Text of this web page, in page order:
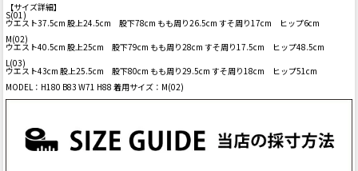
【サイズ詳細】
S(01)
ウエスト37.5cm 股上24.5cm 股下78cm もも周り26.5cm すそ周り17cm ヒップ6cm
M(02)
ウエスト40.5cm 股上25cm 股下79cm もも周り28cm すそ周り17.5cm ヒップ48.5cm
L(03)
ウエスト43cm 股上25.5cm 股下80cm もも周り29.5cm すそ周り18cm ヒップ51cm
MODEL：H180 B83 W71 H88 着用サイズ：M(02)